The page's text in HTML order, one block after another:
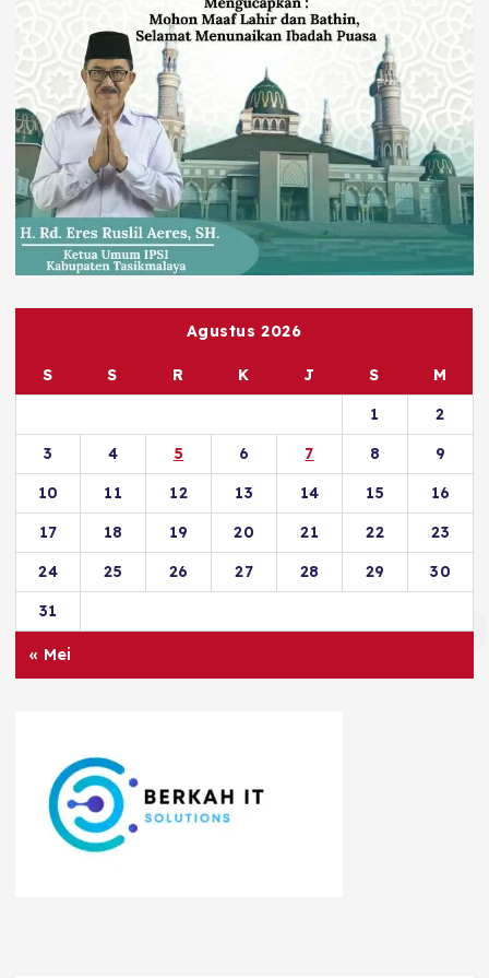
Agustus 2026
S S R K J S
M
1
2
3
4 5 6 7 8
9
10
11 12 13 14 15
16
17
18 19 20 21 22
23
24
25 26 27 28 29
30
31
« Mei